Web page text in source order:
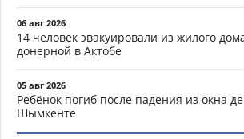
06 авг 2026
14 человек эвакуировали из жилого
донерной в Актобе
05 авг 2026
Ребёнок погиб после падения из окна
Шымкенте